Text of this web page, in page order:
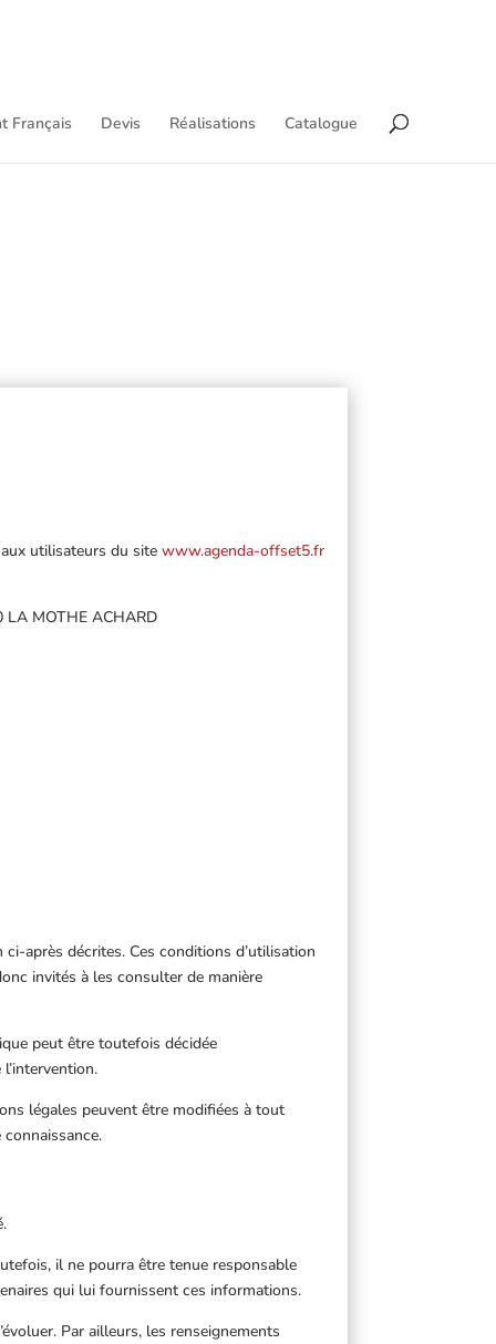
Français Devis Réalisations Catalogue
aux utilisateurs du sitewww.agenda-offset5.fr
LA MOTHE ACHARD
après décrites. Ces conditions d’utilisation
invités à les consulter de manière
peut être toutefois décidée
légales peuvent être modifiées à tout
il ne pourra être tenue responsable
qui lui fournissent ces informations.
Par ailleurs, les renseignements